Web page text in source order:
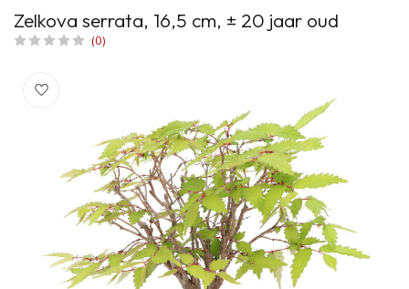
Zelkova serrata, 16,5 cm, ± 20 jaar oud
(0)